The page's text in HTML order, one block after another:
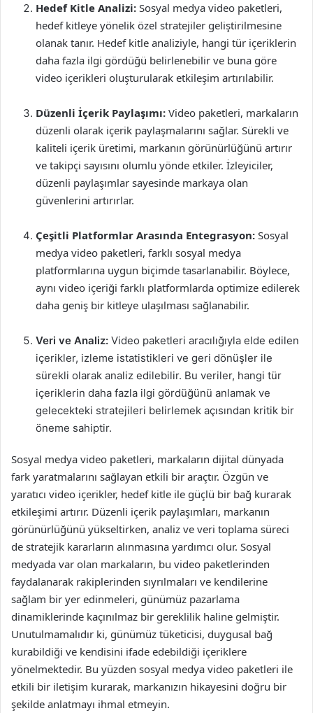
Hedef Kitle Analizi: Sosyal medya video paketleri,
hedef kitleye yönelik özel stratejiler geliştirilmesine
olanak tanır. Hedef kitle analiziyle, hangi tür içeriklerin
daha fazla ilgi gördüğü belirlenebilir ve buna göre
video içerikleri oluşturularak etkileşim artırılabilir.
Düzenli İçerik Paylaşımı: Video paketleri, markaların
düzenli olarak içerik paylaşmalarını sağlar. Sürekli ve
kaliteli içerik üretimi, markanın görünürlüğünü artırır
ve takipçi sayısını olumlu yönde etkiler. İzleyiciler,
düzenli paylaşımlar sayesinde markaya olan
güvenlerini artırırlar.
Çeşitli Platformlar Arasında Entegrasyon: Sosyal
medya video paketleri, farklı sosyal medya
platformlarına uygun biçimde tasarlanabilir. Böylece,
aynı video içeriği farklı platformlarda optimize edilerek
daha geniş bir kitleye ulaşılması sağlanabilir.
Veri ve Analiz: Video paketleri aracılığıyla elde edilen
içerikler, izleme istatistikleri ve geri dönüşler ile
sürekli olarak analiz edilebilir. Bu veriler, hangi tür
içeriklerin daha fazla ilgi gördüğünü anlamak ve
gelecekteki stratejileri belirlemek açısından kritik bir
öneme sahiptir.
Sosyal medya video paketleri, markaların dijital dünyada
fark yaratmalarını sağlayan etkili bir araçtır. Özgün ve
yaratıcı video içerikler, hedef kitle ile güçlü bir bağ kurarak
etkileşimi artırır. Düzenli içerik paylaşımları, markanın
görünürlüğünü yükseltirken, analiz ve veri toplama süreci
de stratejik kararların alınmasına yardımcı olur. Sosyal
medyada var olan markaların, bu video paketlerinden
faydalanarak rakiplerinden sıyrılmaları ve kendilerine
sağlam bir yer edinmeleri, günümüz pazarlama
dinamiklerinde kaçınılmaz bir gereklilik haline gelmiştir.
Unutulmamalıdır ki, günümüz tüketicisi, duygusal bağ
kurabildiği ve kendisini ifade edebildiği içeriklere
yönelmektedir. Bu yüzden sosyal medya video paketleri ile
etkili bir iletişim kurarak, markanızın hikayesini doğru bir
şekilde anlatmayı ihmal etmeyin.